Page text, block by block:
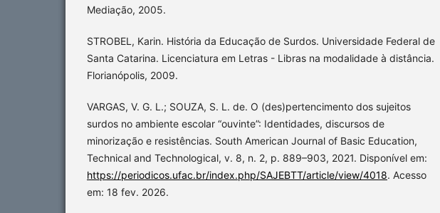
Mediação, 2005.
STROBEL, Karin. História da Educação de Surdos. Universidade Federal de
Santa Catarina. Licenciatura em Letras - Libras na modalidade à distância.
Florianópolis, 2009.
VARGAS, V. G. L.; SOUZA, S. L. de. O (des)pertencimento dos sujeitos
surdos no ambiente escolar “ouvinte”: Identidades, discursos de
minorização e resistências. South American Journal of Basic Education,
Technical and Technological, v. 8, n. 2, p. 889–903, 2021. Disponível em:
https://periodicos.ufac.br/index.php/SAJEBTT/article/view/4018. Acesso
em: 18 fev. 2026.